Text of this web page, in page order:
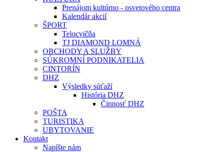
Prenájom kultúrno - osvetového centra
Kalendár akcií
ŠPORT
Telocvičňa
TJ DIAMOND LOMNÁ
OBCHODY A SLUŽBY
SÚKROMNÍ PODNIKATELIA
CINTORÍN
DHZ
Výsledky súťaží
História DHZ
Činnosť DHZ
POŠTA
TURISTIKA
UBYTOVANIE
Kontakt
Napíšte nám